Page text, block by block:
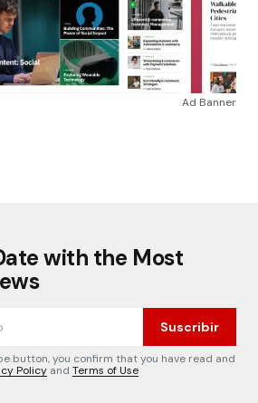
Ad Banner
with the Most
Suscribir
button, you confirm that you have read and
Policy and Terms of Use